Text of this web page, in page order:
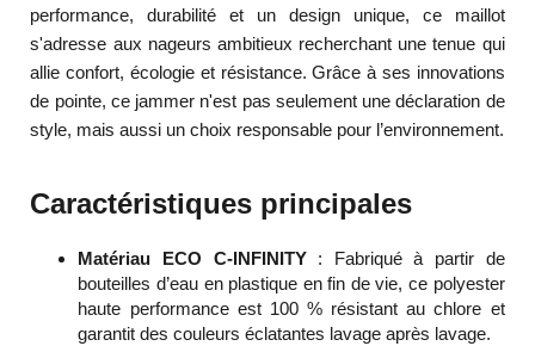
performance, durabilité et un design unique, ce maillot
s'adresse aux nageurs ambitieux recherchant une tenue qui
allie confort, écologie et résistance. Grâce à ses innovations
de pointe, ce jammer n'est pas seulement une déclaration de
style, mais aussi un choix responsable pour l’environnement.
Caractéristiques principales
Matériau ECO C-INFINITY: Fabriqué à partir de
bouteilles d’eau en plastique en fin de vie, ce polyester
haute performance est 100 % résistant au chlore et
garantit des couleurs éclatantes lavage après lavage.